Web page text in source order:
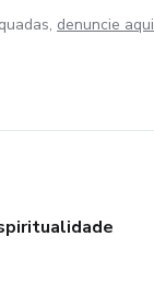
denuncie aqui